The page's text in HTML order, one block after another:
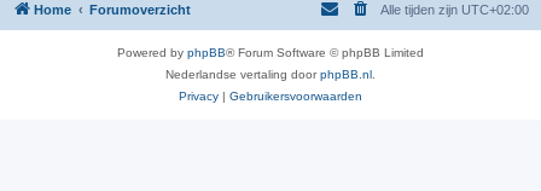
Home Forumoverzicht Alle tijden zijn UTC+02:00
Powered by phpBB® Forum Software © phpBB Limited
Nederlandse vertaling doorphpBB.nl
Privacy | Gebruikersvoorwaarden